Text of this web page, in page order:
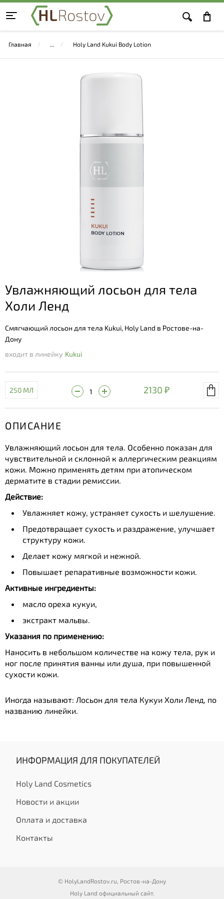
Главная Holy Land Kukui Body Lotion
Увлажняющий лосьон для тела
Холи Ленд
Смягчающий лосьон для тела Kukui, Holy Land в Ростове-на-
Дону
входит в линейку Kukui
250 МЛ 2130 ₽
ОПИСАНИЕ
Увлажняющий лосьон для тела. Особенно показан для
чувствительной и склонной к аллергическим реакциям
кожи. Можно применять детям при атопическом
дерматите в стадии ремиссии.
Действие:
Увлажняет кожу, устраняет сухость и шелушение.
Предотвращает сухость и раздражение, улучшает
структуру кожи.
Делает кожу мягкой и нежной.
Повышает репаративные возможности кожи.
Активные ингредиенты:
масло ореха кукуи,
экстракт мальвы.
Указания по применению:
Наносить в небольшом количестве на кожу тела, рук и
ног после принятия ванны или душа, при повышенной
сухости кожи.
Иногда называют: Лосьон для тела Кукуи Холи Ленд, по
названию линейки.
ИНФОРМАЦИЯ ДЛЯ ПОКУПАТЕЛЕЙ
Holy Land Cosmetics
Новости и акции
Оплата и доставка
Контакты
© HolyLandRostov.ru, Ростов-на-Дону
Holy Land официальный сайт.